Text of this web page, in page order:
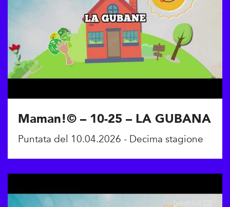
Maman!© – 10-25 – LA GUBANA
Puntata del 10.04.2026 - Decima stagione